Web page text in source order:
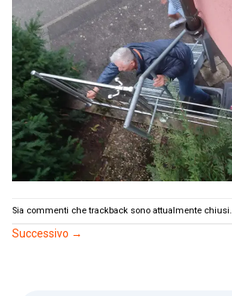
Sia commenti che trackback sono attualmente chiusi.
Successivo →